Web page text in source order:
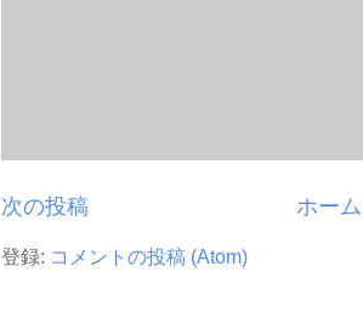
次の投稿 ホーム
登録: コメントの投稿 (Atom)